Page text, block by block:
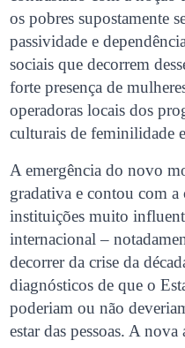
os pobres supostamente
passividade e
sociais que decorrem
forte presença de
operadoras locais dos
culturais de feminilidade
A emergência do novo
gradativa e contou com
instituições muito
internacional –
decorrer da crise da
diagnósticos de que o
poderiam ou não
estar das pessoas. A